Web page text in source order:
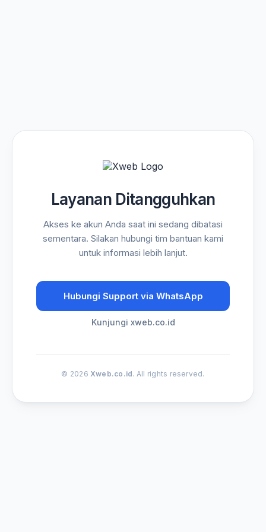
Layanan Ditangguhkan
Akses ke akun Anda saat ini sedang dibatasi
sementara. Silakan hubungi tim bantuan kami
untuk informasi lebih lanjut.
Hubungi Support via WhatsApp
Kunjungi xweb.co.id
© 2026 Xweb.co.id. All rights reserved.